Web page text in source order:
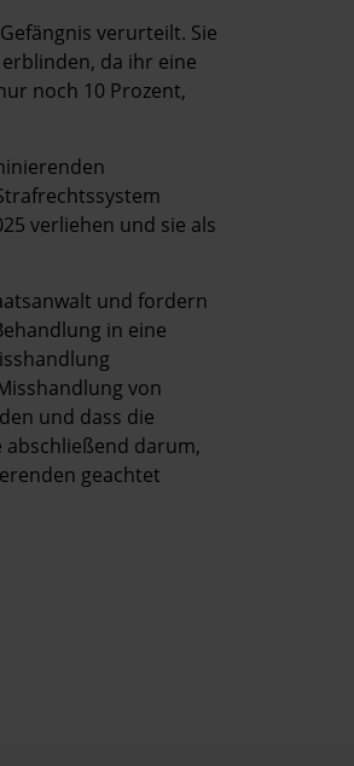
verurteilt. Sie
da ihr eine
noch 10 Prozent,
verliehen und sie als
und fordern
in eine
von
und dass die
darum,
geachtet